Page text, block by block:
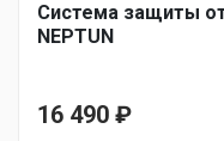
Система защиты
NEPTUN
16 490 ₽